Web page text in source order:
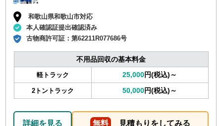
和歌山県和歌山市対応
本人確認証提出確認済み
古物商許可証：第62211R077686号
不用品回収の基本料金
軽トラック 25,000円(税込)～
2トントラック 50,000円(税込)～
詳細を見る 無料 見積もりをしてみる